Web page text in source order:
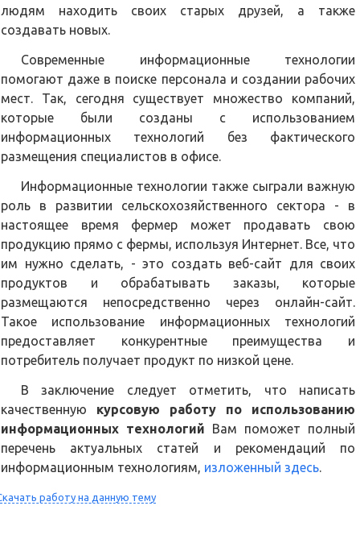
людям находить своих старых друзей, а также
создавать новых.
Современные информационные технологии
помогают даже в поиске персонала и создании рабочих
мест. Так, сегодня существует множество компаний,
которые были созданы с использованием
информационных технологий без фактического
размещения специалистов в офисе.
Информационные технологии также сыграли важную
роль в развитии сельскохозяйственного сектора - в
настоящее время фермер может продавать свою
продукцию прямо с фермы, используя Интернет. Все, что
им нужно сделать, - это создать веб-сайт для своих
продуктов и обрабатывать заказы, которые
размещаются непосредственно через онлайн-сайт.
Такое использование информационных технологий
предоставляет конкурентные преимущества и
потребитель получает продукт по низкой цене.
В заключение следует отметить, что написать
качественную курсовую работу по использованию
информационных технологий Вам поможет полный
перечень актуальных статей и рекомендаций по
информационным технологиям, изложенный здесь.
работу на данную тему